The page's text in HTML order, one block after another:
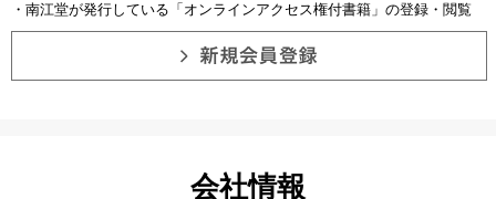
・南江堂が発行している「オンラインアクセス権付書籍」の登録・閲覧
会社情報